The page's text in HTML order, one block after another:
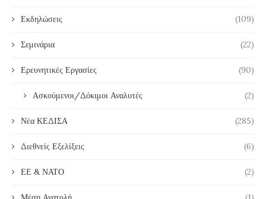
Εκδηλώσεις (109)
Σεμινάρια (22)
Ερευνητικές Εργασίες (90)
Ασκούμενοι/Δόκιμοι Αναλυτές (2)
Νέα ΚΕΔΙΣΑ (285)
Διεθνείς Εξελίξεις (6)
ΕΕ & ΝΑΤΟ (2)